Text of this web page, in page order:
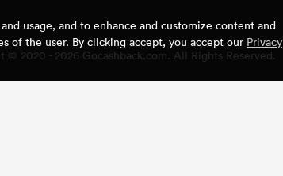
© 2020 - 2026 Gocashback.com. All Rights Reserved.
usage, and to enhance and customize content and
of the user. By clicking accept, you accept our Privacy